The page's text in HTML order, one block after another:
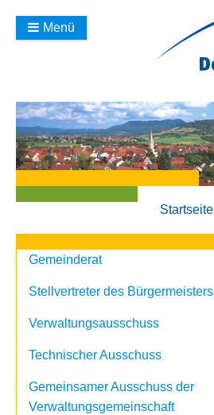
Menü
Startseite
Gemeinderat
Stellvertreter des Bürgermeisters
Verwaltungsausschuss
Technischer Ausschuss
Gemeinsamer Ausschuss der
Verwaltungsgemeinschaft